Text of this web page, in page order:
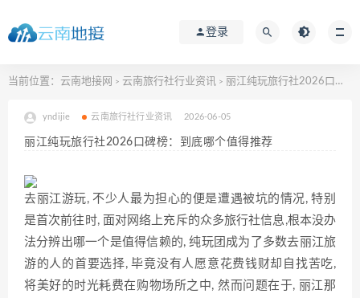
登录
当前位置： 云南地接网 > 云南旅行社行业资讯 > 丽江纯玩旅行社2026口碑榜：到底哪个值得推荐
yndijie 云南旅行社行业资讯 2026-06-05
丽江纯玩旅行社2026口碑榜：到底哪个值得推荐
去丽江游玩, 不少人最为担心的便是遭遇被坑的情况, 特别
是首次前往时, 面对网络上充斥的众多旅行社信息,根本没办
法分辨出哪一个是值得信赖的, 纯玩团成为了多数去丽江旅
游的人的首要选择, 毕竟没有人愿意花费钱财却自找苦吃,
将美好的时光耗费在购物场所之中, 然而问题在于, 丽江那